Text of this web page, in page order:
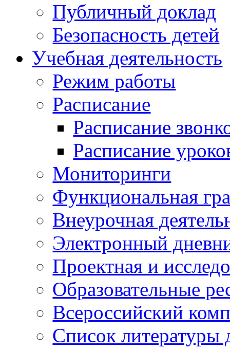
Публичный доклад
Безопасность детей
Учебная деятельность
Режим работы
Расписание
Расписание
Расписание
Мониторинги
Функциональная
Внеурочная
Электронный
Проектная и
Образовательные
Всероссийский
Список литературы